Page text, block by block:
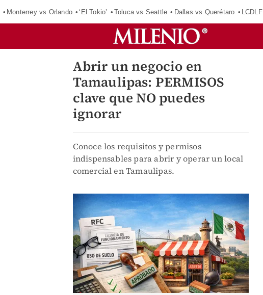
Monterrey vs Orlando ‘El Tokio’ Toluca vs Seattle Dallas vs Querétaro LCDLF
Abrir un negocio en
Tamaulipas: PERMISOS
clave que NO puedes
ignorar
Conoce los requisitos y permisos
indispensables para abrir y operar un local
comercial en Tamaulipas.